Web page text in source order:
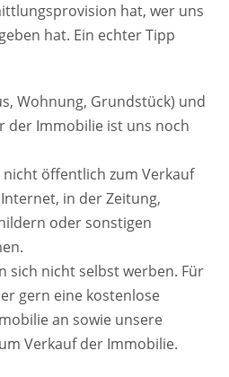
hat, wer uns
hat. Ein echter Tipp
Wohnung, Grundstück) und
der Immobilie ist uns noch
öffentlich zum Verkauf
in der Zeitung,
oder sonstigen
sich nicht selbst werben. Für
gern eine kostenlose
an sowie unsere
Verkauf der Immobilie.